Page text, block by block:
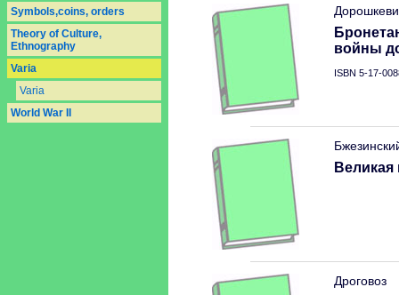
Symbols,coins, orders
Theory of Culture,
Ethnography
Varia
Varia
World War II
войны
ISBN 5-17-
Великая
Дроговоз